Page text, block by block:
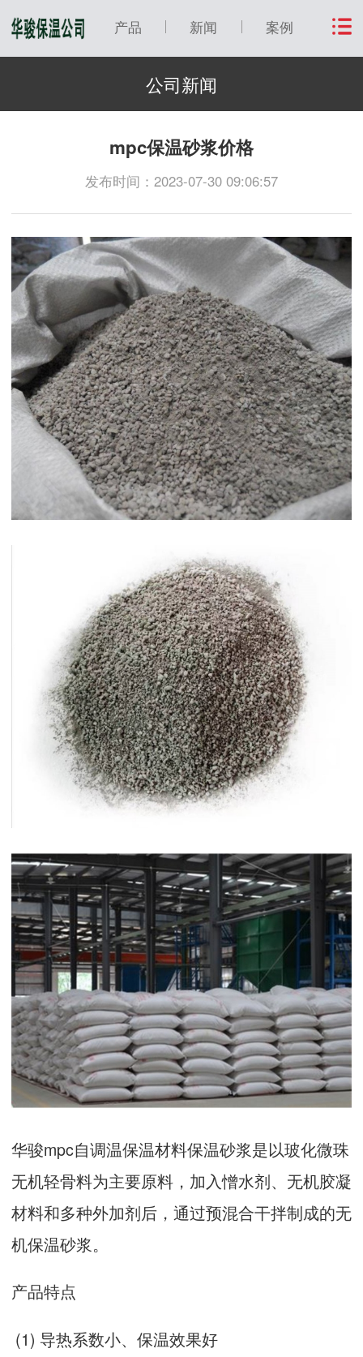
产品 新闻 案例
公司新闻
mpc保温砂浆价格
发布时间：2023-07-30 09:06:57
华骏mpc自调温保温材料保温砂浆是以玻化微珠
无机轻骨料为主要原料，加入憎水剂、无机胶凝
材料和多种外加剂后，通过预混合干拌制成的无
机保温砂浆。
产品特点
(1) 导热系数小、保温效果好